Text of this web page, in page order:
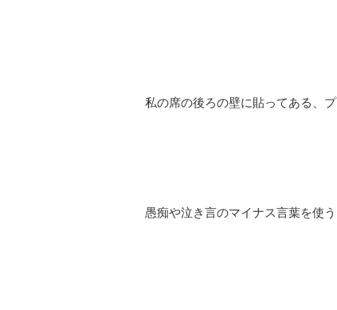
私の席の後ろの壁に貼ってある、
愚痴や泣き言のマイナス言葉を使